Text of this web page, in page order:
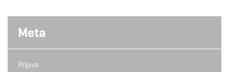
Meta
Prijava